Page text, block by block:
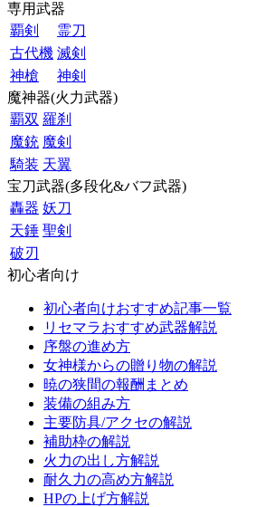
専用武器
覇剣
霊刀
古代機 滅剣
神槍
神剣
魔神器(火力武器)
覇双 羅刹
魔銃 魔剣
騎装 天翼
宝刀武器(多段化&バフ武器)
轟器 妖刀
天錘 聖剣
破刃
初心者向け
初心者向けおすすめ記事一覧
リセマラおすすめ武器解説
序盤の進め方
女神様からの贈り物の解説
暁の狭間の報酬まとめ
装備の組み方
主要防具/アクセの解説
補助枠の解説
火力の出し方解説
耐久力の高め方解説
HPの上げ方解説